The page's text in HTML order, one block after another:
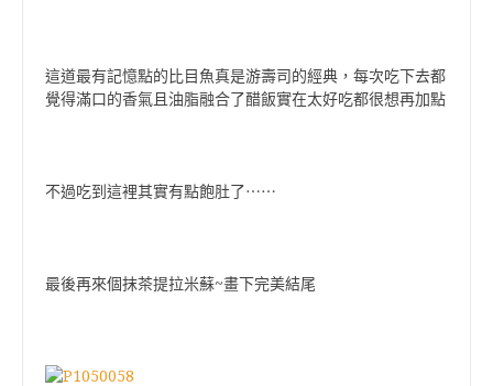
這道最有記憶點的比目魚真是游壽司的經典，每次吃下去都
覺得滿口的香氣且油脂融合了醋飯實在太好吃都很想再加點
不過吃到這裡其實有點飽肚了⋯⋯
最後再來個抹茶提拉米蘇~畫下完美結尾